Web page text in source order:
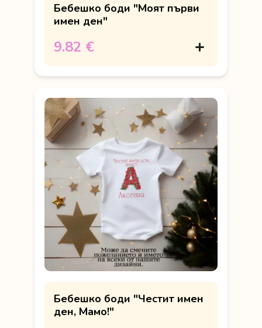
Бебешко боди "Моят първи
имен ден"
9.82 €
Бебешко боди "Честит имен
ден, Мамо!"